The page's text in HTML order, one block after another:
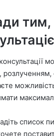
тим,
список